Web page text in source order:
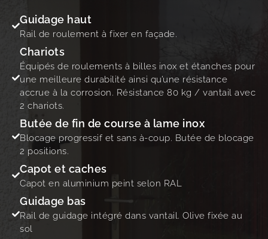
Guidage haut
Rail de roulement à fixer en façade.
Chariots
Équipés de roulements à billes inox et étanches pour
une meilleure durabilité ainsi qu’une résistance
accrue à la corrosion. Résistance 80 kg / vantail avec
2 chariots.
Butée de fin de course à lame inox
Blocage progressif et sans à-coup. Butée de blocage
2 positions.
Capot et caches
Capot en aluminium peint selon RAL
Guidage bas
Rail de guidage intégré dans vantail. Olive fixée au
sol